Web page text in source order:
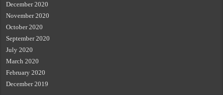
December 2020
November 2020
October 2020
September 2020
July 2020
March 2020
February 2020
December 2019